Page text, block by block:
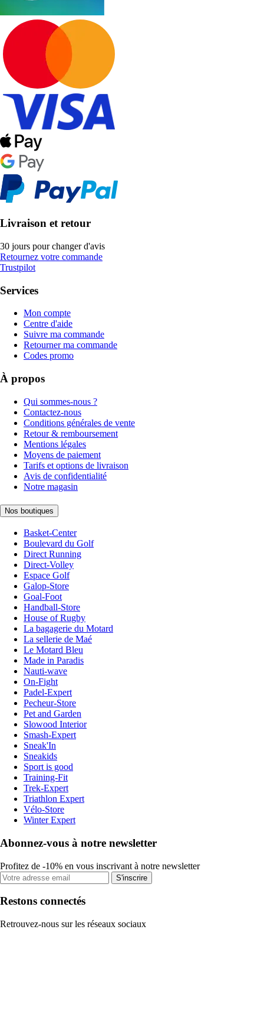
Livraison et retour
30 jours pour changer d'avis
Retournez votre commande
Trustpilot
Services
Mon compte
Centre d'aide
Suivre ma commande
Retourner ma commande
Codes promo
À propos
Qui sommes-nous ?
Contactez-nous
Conditions générales de vente
Retour & remboursement
Mentions légales
Moyens de paiement
Tarifs et options de livraison
Avis de confidentialité
Notre magasin
Nos boutiques
Basket-Center
Boulevard du Golf
Direct Running
Direct-Volley
Espace Golf
Galop-Store
Goal-Foot
Handball-Store
House of Rugby
La bagagerie du Motard
La sellerie de Maé
Le Motard Bleu
Made in Paradis
Nauti-wave
On-Fight
Padel-Expert
Pecheur-Store
Pet and Garden
Slowood Interior
Smash-Expert
Sneak'In
Sneakids
Sport is good
Training-Fit
Trek-Expert
Triathlon Expert
Vélo-Store
Winter Expert
Abonnez-vous à notre newsletter
Profitez de -10% en vous inscrivant à notre newsletter
S'inscrire
Restons connectés
Retrouvez-nous sur les réseaux sociaux